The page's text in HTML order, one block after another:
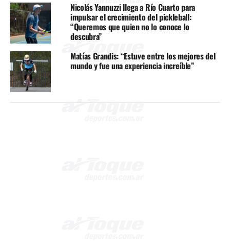
Nicolás Yannuzzi llega a Río Cuarto para
impulsar el crecimiento del pickleball:
“Queremos que quien no lo conoce lo
descubra”
Matías Grandis: “Estuve entre los mejores del
mundo y fue una experiencia increíble”